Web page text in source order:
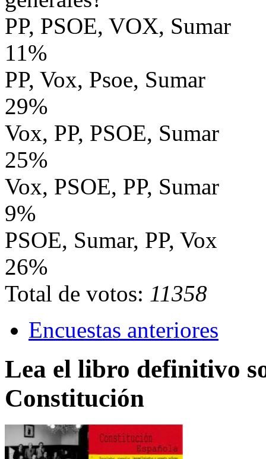
PP, PSOE, VOX, Sumar
11%
PP, Vox, Psoe, Sumar
29%
Vox, PP, PSOE, Sumar
25%
Vox, PSOE, PP, Sumar
9%
PSOE, Sumar, PP, Vox
26%
Total de votos: 11358
Encuestas anteriores
Lea el libro definitivo
Constitución